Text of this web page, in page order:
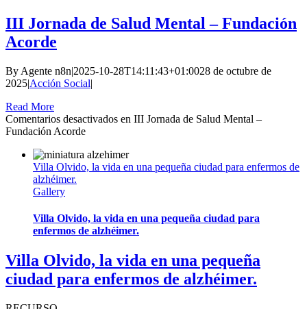
III Jornada de Salud Mental – Fundación
Acorde
By Agente n8n|2025-10-28T14:11:43+01:0028 de octubre de
2025|Acción Social|
Read More
Comentarios desactivados en III Jornada de Salud Mental –
Fundación Acorde
Villa Olvido, la vida en una pequeña ciudad para enfermos de
alzhéimer.
Gallery
Villa Olvido, la vida en una pequeña ciudad para
enfermos de alzhéimer.
Villa Olvido, la vida en una pequeña
ciudad para enfermos de alzhéimer.